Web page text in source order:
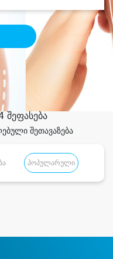
შეთავაზება
შეფასება
პოპულარული